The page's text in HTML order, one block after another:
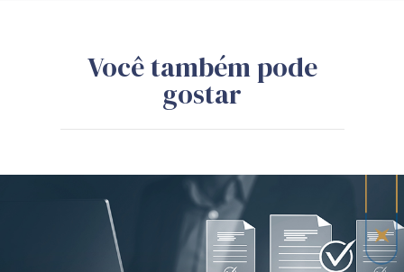
Você também pode
gostar